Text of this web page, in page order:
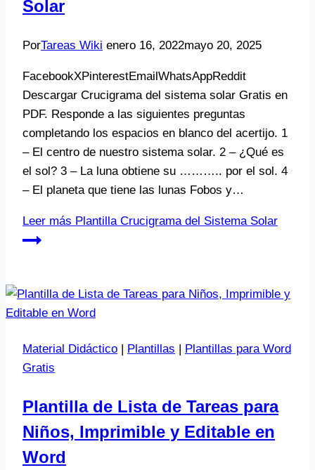
Solar
PorTareas Wiki enero 16, 2022mayo 20, 2025
FacebookXPinterestEmailWhatsAppReddit
Descargar Crucigrama del sistema solar Gratis en
PDF. Responde a las siguientes preguntas
completando los espacios en blanco del acertijo. 1
– El centro de nuestro sistema solar. 2 – ¿Qué es
el sol? 3 – La luna obtiene su ……….. por el sol. 4
– El planeta que tiene las lunas Fobos y…
Leer más Plantilla Crucigrama del Sistema Solar
Material Didáctico | Plantillas | Plantillas para Word
Gratis
Plantilla de Lista de Tareas para
Niños, Imprimible y Editable en
Word